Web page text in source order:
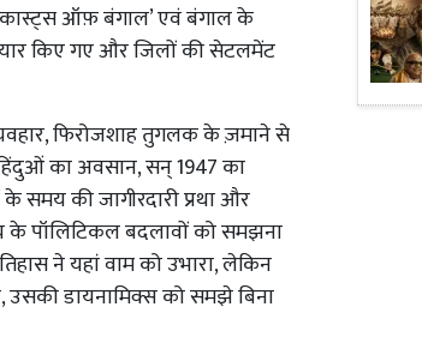
कास्ट्स ऑफ़ बंगाल’ एवं बंगाल के
किए गए और जिलों की सेटलमेंट
फिरोजशाह तुगलक के ज़माने से
का अवसान, सन् 1947 का
समय की जागीरदारी प्रथा और
पॉलिटिकल बदलावों को समझना
ने यहां वाम को उभारा, लेकिन
उसकी डायनामिक्स को समझे बिना